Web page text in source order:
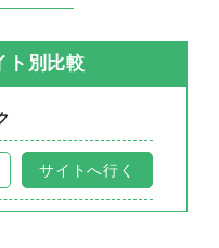
ト別比較
サイトへ行く